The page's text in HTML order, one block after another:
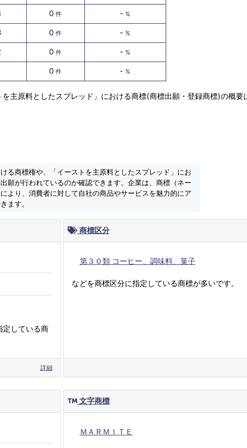
0件 - %
0件 - %
0件 - %
0件 - %
主原料としたスプレッド」における商標(商標出願・登録商標)の概要
る商標権や、「イーストを主原料としたスプレッド」にお
願が行われているのか確認できます。企業は、商標（ネー
より、消費者に対して自社の商品やサービスを魅力的にア
ます。
定している商
詳細
商標区分
第３０類 コーヒー、調味料、菓子
などを商標区分に指定している商標が多いです。
文字商標
ＭＡＲＭＩＴＥ